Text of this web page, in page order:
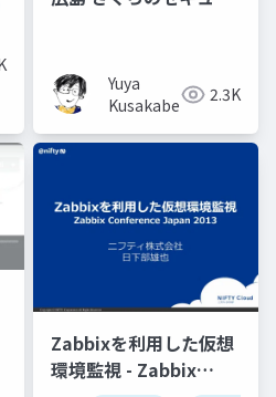
go
Yuya
Kusakabe
2.3K
janog
Zabbixを利用した仮想
環境監視 - Zabbix